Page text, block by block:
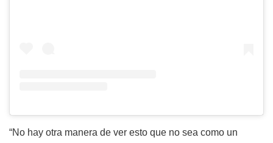
“No hay otra manera de ver esto que no sea como un